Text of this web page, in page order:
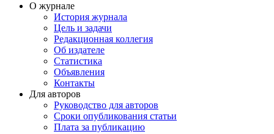
О журнале
История журнала
Цель и задачи
Редакционная коллегия
Об издателе
Статистика
Объявления
Контакты
Для авторов
Руководство для авторов
Сроки опубликования статьи
Плата за публикацию